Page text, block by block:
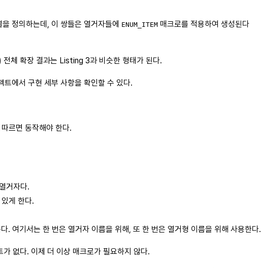
정의하는데, 이 쌍들은 열거자들에
ENUM_ITEM 매크로를 적용하여 생성된다
체 확장 결과는 Listing 3과 비슷한 형태가 된다.
에서 구현 세부 사항을 확인할 수 있다.
르면 동작해야 한다.
거자다.
게 한다.
. 여기서는 한 번은 열거자 이름을 위해, 또 한 번은 열거형 이름을 위해 사용한다.
없다. 이제 더 이상 매크로가 필요하지 않다.